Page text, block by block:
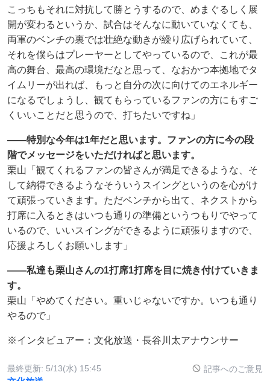
こっちもそれに対抗して勝とうするので、めまぐるしく展
開が変わるというか、試合はそんなに動いていなくても、
両軍のベンチの裏では壮絶な動きが繰り広げられていて、
それを僕らはプレーヤーとしてやっているので、これが最
高の舞台、最高の環境だなと思って、なおかつ本拠地でタ
イムリーが出れば、もっと自分の次に向けてのエネルギー
になるでしょうし、観てもらっているファンの方にもすご
くいいことだと思うので、打ちたいですね」
――特別な今年は1年だと思います。ファンの方に今の段
階でメッセージをいただければと思います。
栗山「観てくれるファンの皆さんが満足できるような、そ
して納得できるようなそういうスイングというのを心がけ
て頑張っていきます。ただベンチから出て、ネクストから
打席に入るときはいつも通りの準備というつもりでやって
いるので、いいスイングができるように頑張りますので、
応援よろしくお願いします」
――私達も栗山さんの1打席1打席を目に焼き付けていきま
す。
栗山「やめてください。重いじゃないですか。いつも通り
やるので」
※インタビュアー：文化放送・長谷川太アナウンサー
最終更新: 5/13(水) 15:45 記事へのご意見